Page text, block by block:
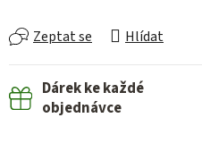
Zeptat se Hlídat
Dárek ke každé
objednávce